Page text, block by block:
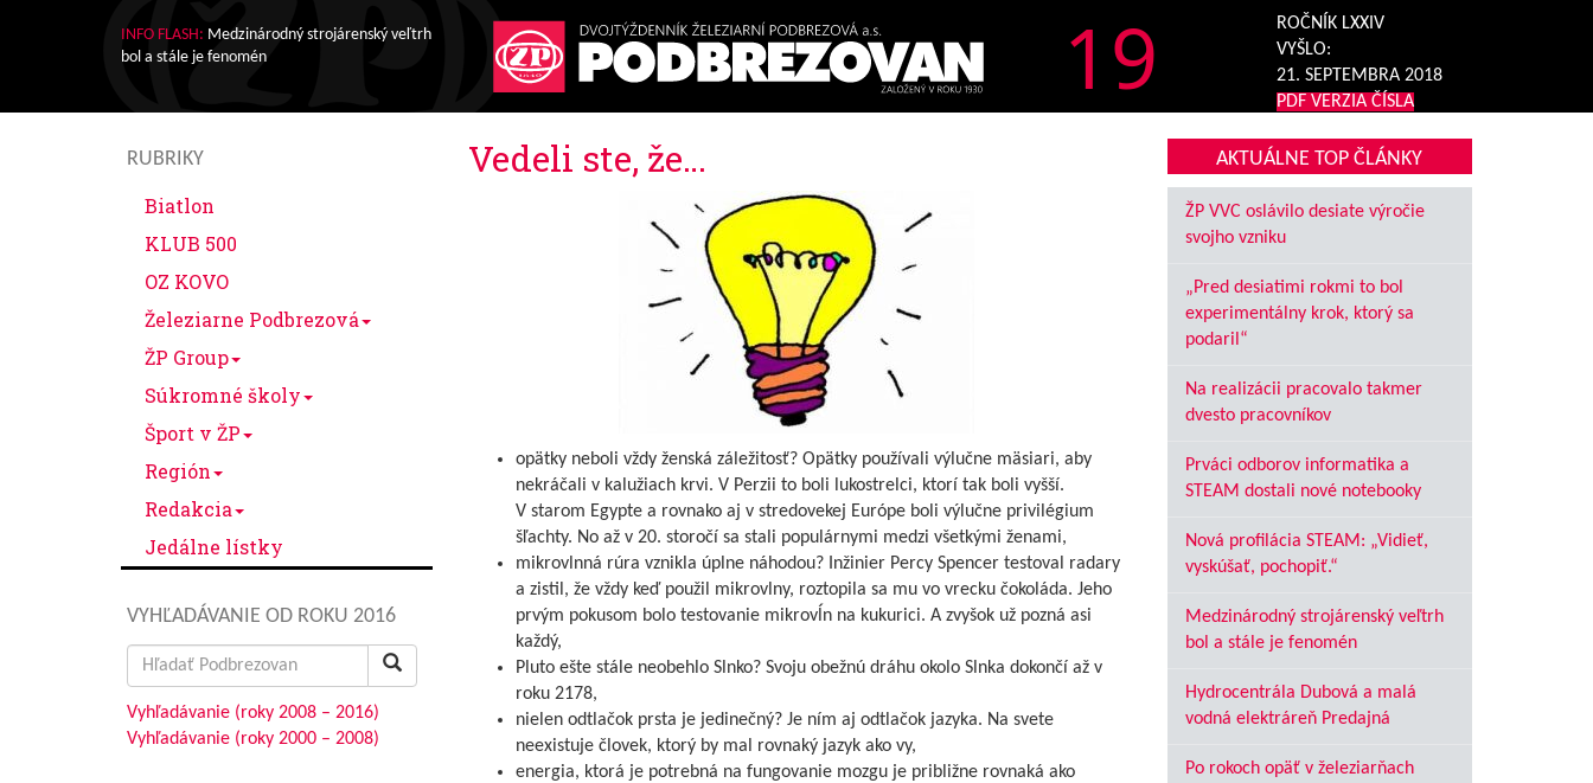
INFO FLASH: Medzinárodný strojárenský veľtrh
bol a stále je fenomén
19
ROČNÍK LXXIV
VYŠLO:
21. SEPTEMBRA 2018
PDF VERZIA ČÍSLA
RUBRIKY
Biatlon
KLUB 500
OZ KOVO
Železiarne Podbrezová
ŽP Group
Súkromné školy
Šport v ŽP
Región
Redakcia
Jedálne lístky
VYHĽADÁVANIE OD ROKU 2016
Search
for:
Vyhľadávanie (roky 2008 – 2016)
Vyhľadávanie (roky 2000 – 2008)
Vedeli ste, že…
opätky neboli vždy ženská záležitosť? Opätky používali výlučne mäsiari, aby
nekráčali v kalužiach krvi. V Perzii to boli lukostrelci, ktorí tak boli vyšší.
V starom Egypte a rovnako aj v stredovekej Európe boli výlučne privilégium
šľachty. No až v 20. storočí sa stali populárnymi medzi všetkými ženami,
mikrovlnná rúra vznikla úplne náhodou? Inžinier Percy Spencer testoval radary
a zistil, že vždy keď použil mikrovlny, roztopila sa mu vo vrecku čokoláda. Jeho
prvým pokusom bolo testovanie mikrovĺn na kukurici. A zvyšok už pozná asi
každý,
Pluto ešte stále neobehlo Slnko? Svoju obežnú dráhu okolo Slnka dokončí až v
roku 2178,
nielen odtlačok prsta je jedinečný? Je ním aj odtlačok jazyka. Na svete
neexistuje človek, ktorý by mal rovnaký jazyk ako vy,
energia, ktorá je potrebná na fungovanie mozgu je približne rovnaká ako
AKTUÁLNE TOP ČLÁNKY
ŽP VVC oslávilo desiate výročie
svojho vzniku
„Pred desiatimi rokmi to bol
experimentálny krok, ktorý sa
podaril“
Na realizácii pracovalo takmer
dvesto pracovníkov
Prváci odborov informatika a
STEAM dostali nové notebooky
Nová profilácia STEAM: „Vidieť,
vyskúšať, pochopiť.“
Medzinárodný strojárenský veľtrh
bol a stále je fenomén
Hydrocentrála Dubová a malá
vodná elektráreň Predajná
Po rokoch opäť v železiarňach